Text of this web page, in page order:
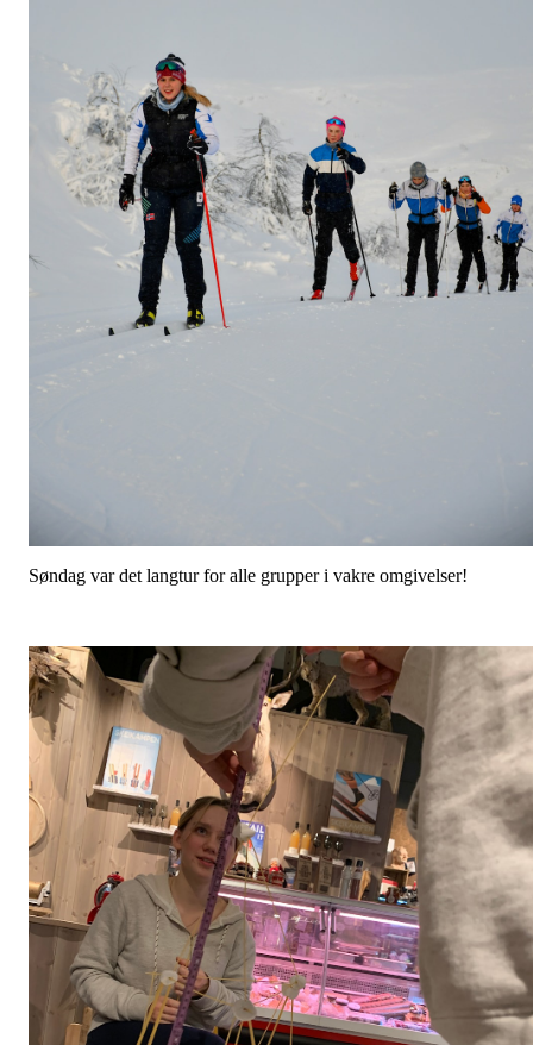
Søndag var det langtur for alle grupper i vakre omgivelser!